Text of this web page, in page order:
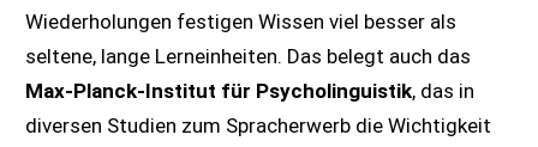
Wiederholungen festigen Wissen viel besser als
seltene, lange Lerneinheiten. Das belegt auch das
Max-Planck-Institut für Psycholinguistik, das in
diversen Studien zum Spracherwerb die Wichtigkeit